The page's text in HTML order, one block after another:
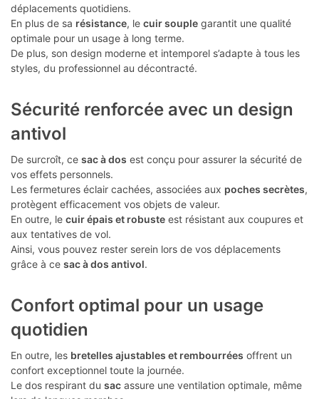
déplacements quotidiens.
En plus de sa résistance, le cuir souple garantit une qualité
optimale pour un usage à long terme.
De plus, son design moderne et intemporel s’adapte à tous les
styles, du professionnel au décontracté.
Sécurité renforcée avec un design
antivol
De surcroît, ce sac à dos est conçu pour assurer la sécurité de
vos effets personnels.
Les fermetures éclair cachées, associées aux poches secrètes,
protègent efficacement vos objets de valeur.
En outre, le cuir épais et robuste est résistant aux coupures et
aux tentatives de vol.
Ainsi, vous pouvez rester serein lors de vos déplacements
grâce à ce sac à dos antivol.
Confort optimal pour un usage
quotidien
En outre, les bretelles ajustables et rembourrées offrent un
confort exceptionnel toute la journée.
Le dos respirant du sac assure une ventilation optimale, même